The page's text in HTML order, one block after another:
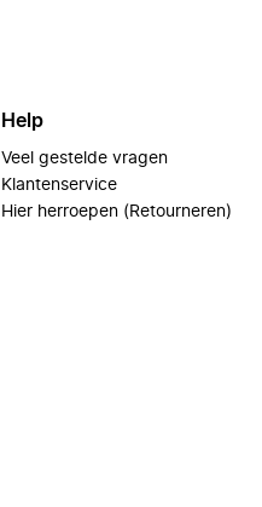
Help
Veel gestelde vragen
Klantenservice
Hier herroepen (Retourneren)